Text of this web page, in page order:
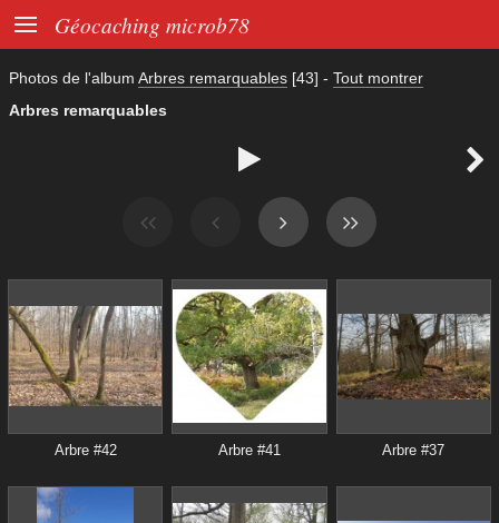
 Géocaching microb78
Photos de l'album Arbres remarquables [43] - Tout montrer
Arbres remarquables
 
Arbre #42 Arbre #41 Arbre #37